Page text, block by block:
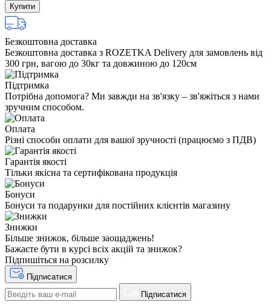
Купити
Безкоштовна доставка
Безкоштовна доставка з ROZETKA Delivery для замовлень від
300 грн, вагою до 30кг та довжиною до 120см
Підтримка
Потрібна допомога? Ми завжди на зв'язку – зв'яжіться з нами
зручним способом.
Оплата
Різні способи оплати для вашої зручності (працюємо з ПДВ)
Гарантія якості
Тільки якісна та сертифікована продукція
Бонуси
Бонуси та подарунки для постійних клієнтів магазину
Знижки
Більше знижок, більше заощаджень!
Бажаєте бути в курсі всіх акцій та знижок?
Підпишіться на розсилку
Підписатися
Підписатися